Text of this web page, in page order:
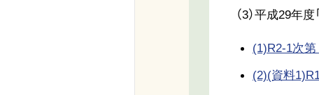
（3）平成29年
(1)R2-1次
(2)(資料